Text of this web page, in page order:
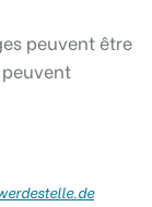
peuvent être